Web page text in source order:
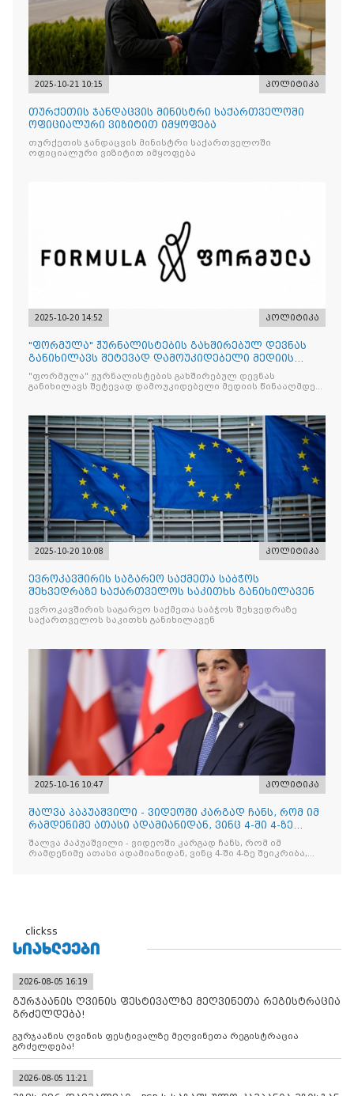
2025-10-21 10:15 პოლიტიკა
თურქეთის ჯანდაცვის მინისტრი საქართველოში
ოფიციალური ვიზიტით იმყოფება
თურქეთის ჯანდაცვის მინისტრი საქართველოში
ოფიციალური ვიზიტით იმყოფება
2025-10-20 14:52 პოლიტიკა
"ფორმულა" ჟურნალისტების გახშირებულ დევნას
განიხილავს შეტევად დამოუკიდებელი მედიის
წინააღმდ
"ფორმულა" ჟურნალისტების გახშირებულ დევნას
განიხილავს შეტევად დამოუკიდებელი მედიის წინააღმდეგ,
2025-10-20 10:08 პოლიტიკა
ევროკავშირის საგარეო საქმეთა საბჭოს
შეხვედრაზე საქართველოს საკითხს განიხილავენ
ევროკავშირის საგარეო საქმეთა საბჭოს შეხვედრაზე
საქართველოს საკითხს განიხილავენ
2025-10-16 10:47 პოლიტიკა
შალვა პაპუაშვილი - ვიდეოში კარგად ჩანს, რომ იმ
რამდენიმე ათასი ადამიანიდან, ვინც 4-ში 4-ზე
შეიკრიბა,
შალვა პაპუაშვილი - ვიდეოში კარგად ჩანს, რომ იმ
რამდენიმე ათასი ადამიანიდან, ვინც 4-ში 4-ზე შეიკრიბა,
clickss
ᲡᲘᲐᲮᲚᲔᲔᲑᲘ
2026-08-05 16:19
გურჯაანის ღვინის ფესტივალზე მეღვინეთა რეგისტრაცია
გრძელდება!
გურჯაანის ღვინის ფესტივალზე მეღვინეთა რეგისტრაცია
გრძელდება!
2026-08-05 11:21